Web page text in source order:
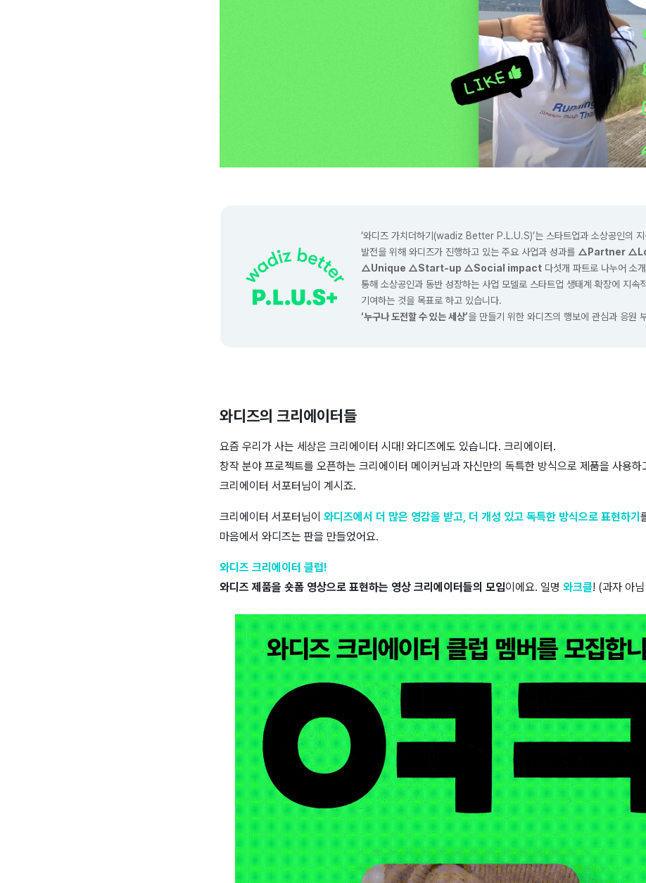
‘와디즈 가치더하기(wadiz Better P.L.U.S)’는 스타트업과 소상공인의
발전을 위해 와디즈가 진행하고 있는 주요 사업과 성과를 △Partner
△Unique △Start-up △Social impact 다섯개 파트로 나누어 소
통해 소상공인과 동반 성장하는 사업 모델로 스타트업 생태계 확장에 지속
기여하는 것을 목표로 하고 있습니다.
‘누구나 도전할 수 있는 세상’을 만들기 위한 와디즈의 행보에 관심과 응원
와디즈의 크리에이터들
요즘 우리가 사는 세상은 크리에이터 시대! 와디즈에도 있습니다. 크리에이터.
창작 분야 프로젝트를 오픈하는 크리에이터 메이커님과 자신만의 독특한 방식으로 제품을 사용하
크리에이터 서포터님이 계시죠.
크리에이터 서포터님이 와디즈에서 더 많은 영감을 받고, 더 개성 있고 독특한 방식으로 표현하기
마음에서 와디즈는 판을 만들었어요.
와디즈 크리에이터 클럽!
와디즈 제품을 숏폼 영상으로 표현하는 영상 크리에이터들의 모임이에요. 일명 와크클! (과자 아